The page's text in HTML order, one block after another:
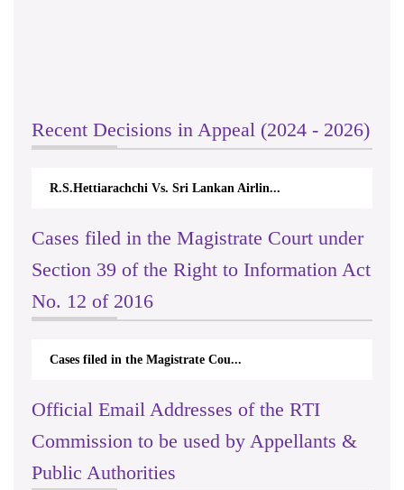
Recent Decisions in Appeal (2024 - 2026)
R.S.Hettiarachchi Vs. Sri Lankan Airlin...
Cases filed in the Magistrate Court under
Section 39 of the Right to Information Act
No. 12 of 2016
Cases filed in the Magistrate Cou...
Official Email Addresses of the RTI
Commission to be used by Appellants &
Public Authorities